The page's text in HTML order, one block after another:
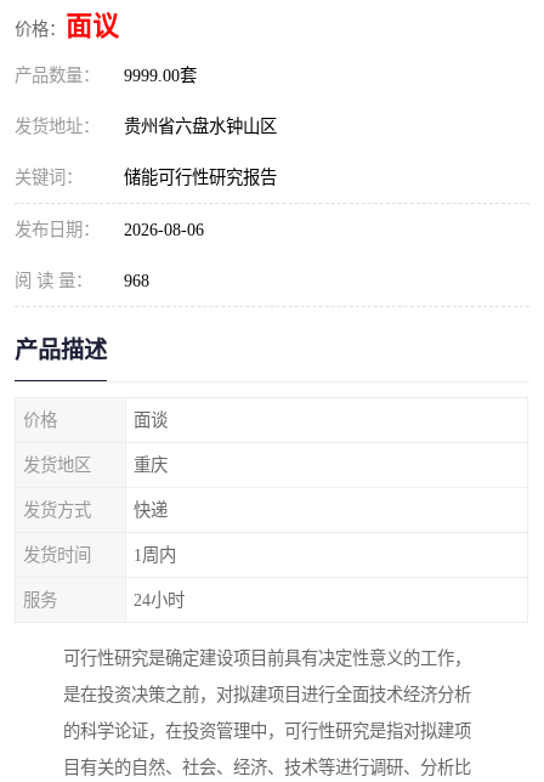
价格： 面议
产品数量： 9999.00套
发货地址： 贵州省六盘水钟山区
关键词： 储能可行性研究报告
发布日期： 2026-08-06
阅 读 量： 968
产品描述
价格 面谈
发货地区 重庆
发货方式 快递
发货时间 1周内
服务 24小时
可行性研究是确定建设项目前具有决定性意义的工作，
是在投资决策之前，对拟建项目进行全面技术经济分析
的科学论证，在投资管理中，可行性研究是指对拟建项
目有关的自然、社会、经济、技术等进行调研、分析比